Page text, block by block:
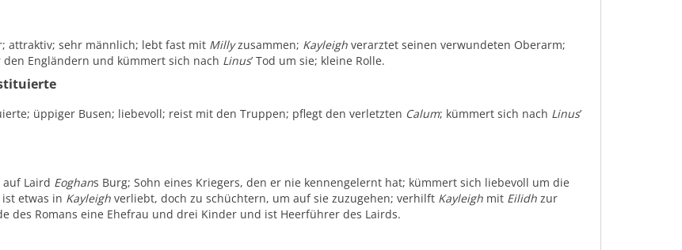
attraktiv; sehr männlich; lebt fast mit Millyzusammen; Kayleighverarztet seinen verwundeten Oberarm;
Engländern und kümmert sich nach Linus’ Tod um sie; kleine Rolle.
üppiger Busen; liebevoll; reist mit den Truppen; pflegt den verletzten Calum; kümmert sich nach Linus’
Laird Eoghans Burg; Sohn eines Kriegers, den er nie kennengelernt hat; kümmert sich liebevoll um die
etwas in Kayleighverliebt, doch zu schüchtern, um auf sie zuzugehen; verhilft Kayleighmit Eilidhzur
des Romans eine Ehefrau und drei Kinder und ist Heerführer des Lairds.